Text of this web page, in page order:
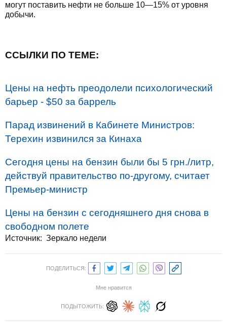
могут поставить нефти не больше 10—15% от уровня
добычи.
ССЫЛКИ ПО ТЕМЕ:
Цены на нефть преодолели психологический
барьер - $50 за баррель
Парад извинений в Кабинете Министров:
Терехин извинился за Кинаха
Сегодня цены на бензин были бы 5 грн./литр,
действуй правительство по-другому, считает
Премьер-министр
Цены на бензин с сегодняшнего дня снова в
свободном полете
Источник: Зеркало недели
ПОДЕЛИТЬСЯ:
Мне нравится
ПОДЫТОЖИТЬ: